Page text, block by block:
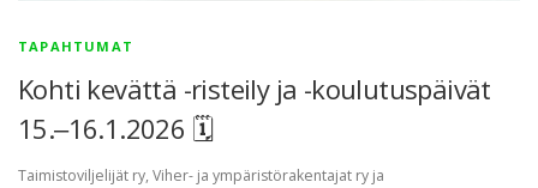
TAPAHTUMAT
Kohti kevättä -risteily ja -koulutuspäivät
15.‒16.1.2026 🗓
Taimistoviljelijät ry, Viher- ja ympäristörakentajat ry ja